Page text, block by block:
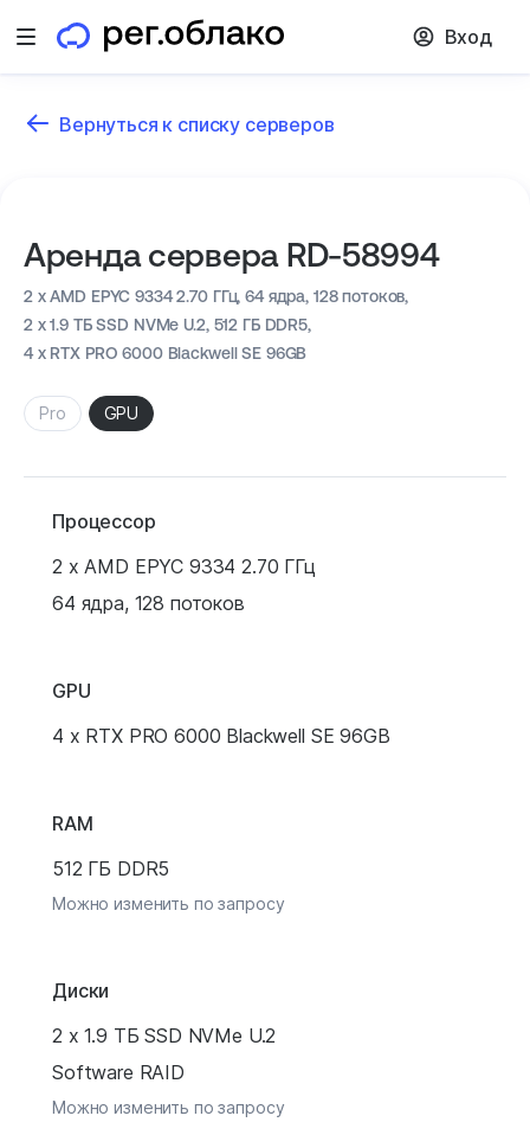
Открыть меню Вход
Вернуться к списку серверов
Аренда сервера RD-58994
2 x AMD EPYC 9334 2.70 ГГц, 64 ядра, 128 потоков,
2 x 1.9 ТБ SSD NVMe U.2, 512 ГБ DDR5,
4 x RTX PRO 6000 Blackwell SE 96GB
Pro GPU
Процессор
2 x AMD EPYC 9334 2.70 ГГц
64 ядра, 128 потоков
GPU
4 x RTX PRO 6000 Blackwell SE 96GB
RAM
512 ГБ DDR5
Можно изменить по запросу
Диски
2 x 1.9 ТБ SSD NVMe U.2
Software RAID
Можно изменить по запросу